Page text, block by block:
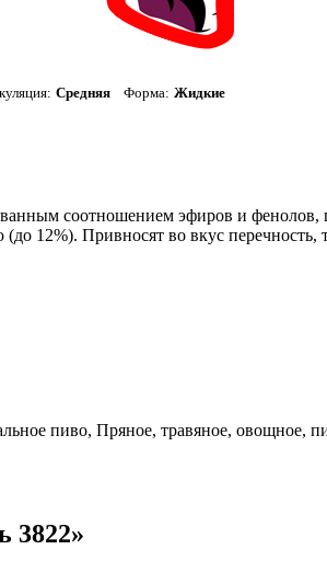
Средняя Форма: Жидкие
соотношением эфиров и фенолов,
12%). Привносят во вкус перечность,
пиво, Пряное, травяное, овощное,
3822»